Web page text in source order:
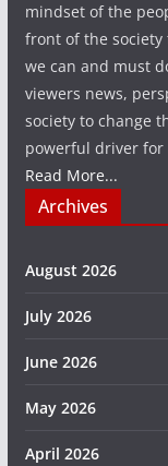
mindset of the
front of the society
we can and must
viewers news,
society to change
powerful driver
Read More...
Archives
August 2026
July 2026
June 2026
May 2026
April 2026